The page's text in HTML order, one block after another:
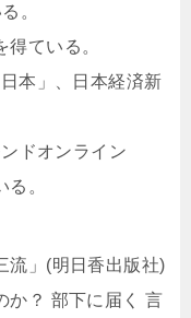
。
ている。
本」、日本経済新
ドオンライン
。
流」(明日香出版社)
か？ 部下に届く 言